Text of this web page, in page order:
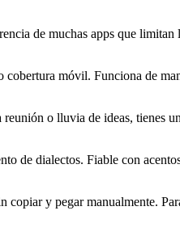
de muchas apps que limitan
móvil. Funciona de
o lluvia de ideas, tienes
de dialectos. Fiable con
copiar y pegar manualmente.